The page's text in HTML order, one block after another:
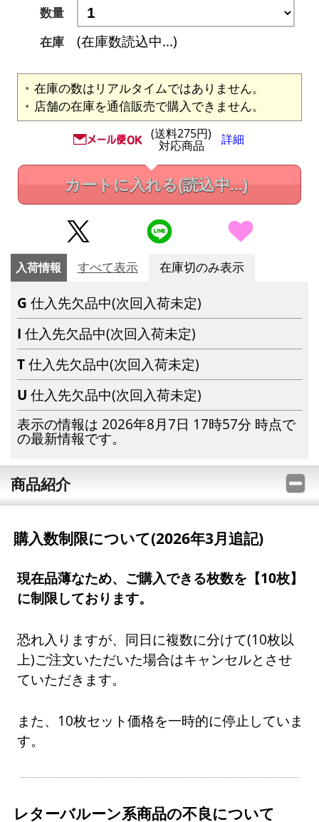
数量
在庫
(在庫数読込中...)
在庫の数はリアルタイムではありません。
店舗の在庫を通信販売で購入できません。
(送料275円)
対応商品 詳細
カートに入れる(読込中...)
入荷情報 すべて表示 在庫切のみ表示
G仕入先欠品中(次回入荷未定)
I仕入先欠品中(次回入荷未定)
T仕入先欠品中(次回入荷未定)
U仕入先欠品中(次回入荷未定)
表示の情報は 2026年8月7日 17時57分 時点で
の最新情報です。
商品紹介
購入数制限について(2026年3月追記)
現在品薄なため、ご購入できる枚数を【10枚】
に制限しております。
恐れ入りますが、同日に複数に分けて(10枚以
上)ご注文いただいた場合はキャンセルとさせ
ていただきます。
また、10枚セット価格を一時的に停止していま
す。
レターバルーン系商品の不良について